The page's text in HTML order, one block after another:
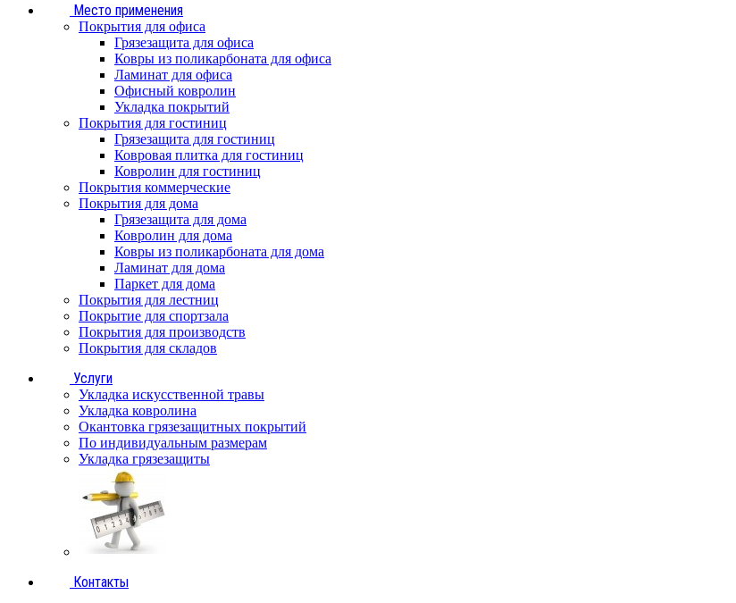
Место применения
Покрытия для офиса
Грязезащита для офиса
Ковры из поликарбоната для офиса
Ламинат для офиса
Офисный ковролин
Укладка покрытий
Покрытия для гостиниц
Грязезащита для гостиниц
Ковровая плитка для гостиниц
Ковролин для гостиниц
Покрытия коммерческие
Покрытия для дома
Грязезащита для дома
Ковролин для дома
Ковры из поликарбоната для дома
Ламинат для дома
Паркет для дома
Покрытия для лестниц
Покрытие для спортзала
Покрытия для производств
Покрытия для складов
Услуги
Укладка искусственной травы
Укладка ковролина
Окантовка грязезащитных покрытий
По индивидуальным размерам
Укладка грязезащиты
Контакты